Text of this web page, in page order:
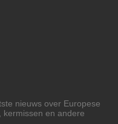
nieuws over Europese
kermissen en andere